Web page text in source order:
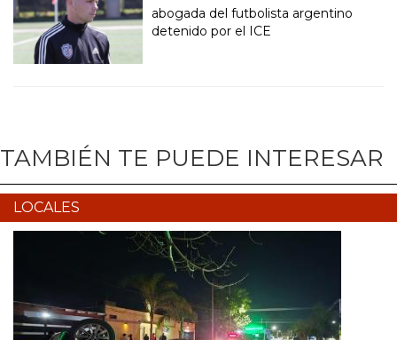
abogada del futbolista argentino
detenido por el ICE
TAMBIÉN TE PUEDE INTERESAR
LOCALES